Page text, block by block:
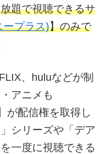
題で視聴できるサ
ープラス)】のみで
、huluなどが制
アニメも
が配信権を取得し
シリーズや「デア
一度に視聴できる